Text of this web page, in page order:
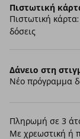
Πιστωτική
Πιστωτική
δόσεις
Δάνειο στη
Νέο πρόγραμμα
Πληρωμή σε 3
Με χρεωστική ή